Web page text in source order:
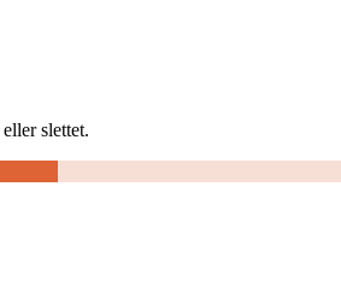
slettet.